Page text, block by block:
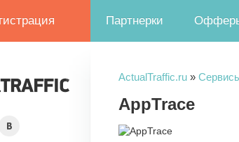
Партнерки
ActualTraffic.ru »
AppTrace